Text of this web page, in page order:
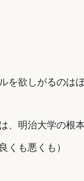
を欲しがるのは
、明治大学の根
くも悪くも）